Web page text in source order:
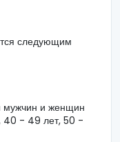
следующим
мужчин и женщин
40 - 49 лет, 50 -